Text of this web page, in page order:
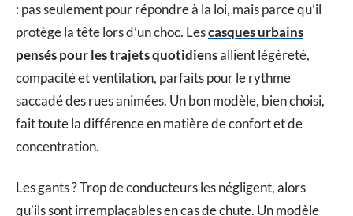
: pas seulement pour répondre à la loi, mais parce qu’il
protège la tête lors d’un choc. Lescasques urbains
pensés pour les trajets quotidiensallient légèreté,
compacité et ventilation, parfaits pour le rythme
saccadé des rues animées. Un bon modèle, bien choisi,
fait toute la différence en matière de confort et de
concentration.
Les gants ? Trop de conducteurs les négligent, alors
qu’ils sont irremplaçables en cas de chute. Un modèle